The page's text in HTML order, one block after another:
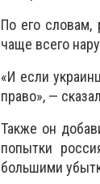
По его словам,
чаще всего
«И если
право», —
Также он
попытки
большими